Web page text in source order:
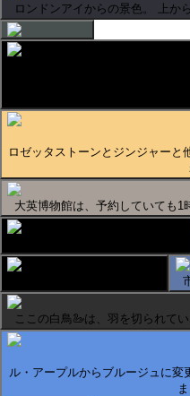
ロンドンアイからの景色。 上か
ロゼッタストーンとジンジャーと
大英博物館は、予約していても1
ここの白鳥🦢は、羽を切られて
ル・アープルからブルージュに